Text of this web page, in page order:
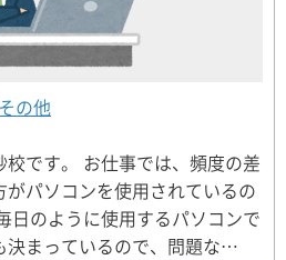
その他
です。 お仕事では、頻度の差
パソコンを使用されているの
日のように使用するパソコンで
決まっているので、問題な…